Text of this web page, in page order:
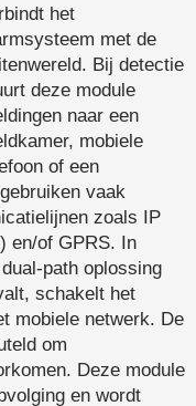
het
met de
Bij detectie
deze module
naar een
mobiele
of een
vaak
zoals IP
en/of GPRS. In
path oplossing
schakelt het
mobiele netwerk. De
om
Deze module
en wordt